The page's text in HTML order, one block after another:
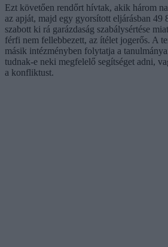
Ezt követően rendőrt hívtak, akik három
az apját, majd egy gyorsított eljárásban 49
szabott ki rá garázdaság szabálysértése
férfi nem fellebbezett, az ítélet jogerős. A
másik intézményben folytatja a
tudnak-e neki megfelelő segítséget adni,
a konfliktust.